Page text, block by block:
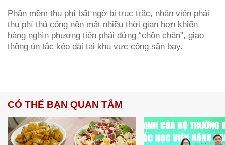
Phần mềm thu phí bất ngờ bị trục trặc, nhân viên phải
thu phí thủ công nên mất nhiều thời gian hơn khiến
hàng nghìn phương tiện phải đứng “chôn chân”, giao
thông ùn tắc kéo dài tại khu vực cổng sân bay.
CÓ THỂ BẠN QUAN TÂM